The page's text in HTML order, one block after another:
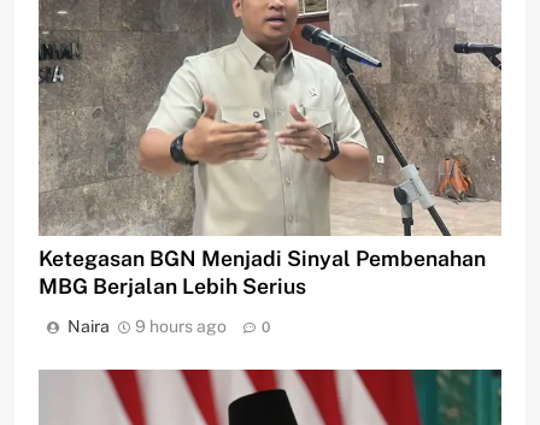
Ketegasan BGN Menjadi Sinyal Pembenahan
MBG Berjalan Lebih Serius
Naira 9 hours ago 0